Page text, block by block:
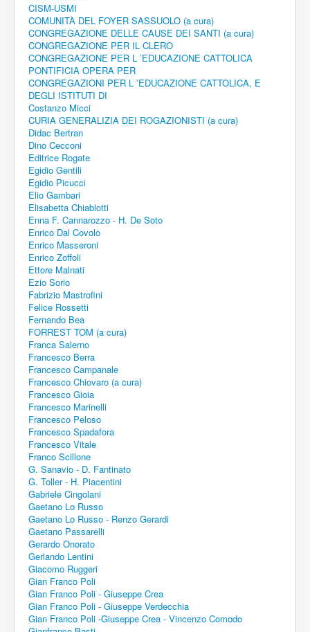
CISM-USMI
COMUNITÀ DEL FOYER SASSUOLO (a cura)
CONGREGAZIONE DELLE CAUSE DEI SANTI (a cura)
CONGREGAZIONE PER IL CLERO
CONGREGAZIONE PER L ’EDUCAZIONE CATTOLICA
PONTIFICIA OPERA PER
CONGREGAZIONI PER L ’EDUCAZIONE CATTOLICA, E
DEGLI ISTITUTI DI
Costanzo Micci
CURIA GENERALIZIA DEI ROGAZIONISTI (a cura)
Didac Bertran
Dino Cecconi
Editrice Rogate
Egidio Gentili
Egidio Picucci
Elio Gambari
Elisabetta Chiablotti
Enna F. Cannarozzo - H. De Soto
Enrico Dal Covolo
Enrico Masseroni
Enrico Zoffoli
Ettore Malnati
Ezio Sorio
Fabrizio Mastrofini
Felice Rossetti
Fernando Bea
FORREST TOM (a cura)
Franca Salerno
Francesco Berra
Francesco Campanale
Francesco Chiovaro (a cura)
Francesco Gioia
Francesco Marinelli
Francesco Peloso
Francesco Spadafora
Francesco Vitale
Franco Scillone
G. Sanavio - D. Fantinato
G. Toller - H. Piacentini
Gabriele Cingolani
Gaetano Lo Russo
Gaetano Lo Russo - Renzo Gerardi
Gaetano Passarelli
Gerardo Onorato
Gerlando Lentini
Giacomo Ruggeri
Gian Franco Poli
Gian Franco Poli - Giuseppe Crea
Gian Franco Poli - Giuseppe Verdecchia
Gian Franco Poli -Giuseppe Crea - Vincenzo Comodo